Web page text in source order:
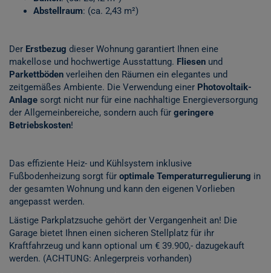
Abstellraum: (ca. 2,43 m²)
Der Erstbezug dieser Wohnung garantiert Ihnen eine
makellose und hochwertige Ausstattung. Fliesen und
Parkettböden verleihen den Räumen ein elegantes und
zeitgemäßes Ambiente. Die Verwendung einer Photovoltaik-
Anlage sorgt nicht nur für eine nachhaltige Energieversorgung
der Allgemeinbereiche, sondern auch für geringere
Betriebskosten!
Das effiziente Heiz- und Kühlsystem inklusive
Fußbodenheizung sorgt für optimale Temperaturregulierung in
der gesamten Wohnung und kann den eigenen Vorlieben
angepasst werden.
Lästige Parkplatzsuche gehört der Vergangenheit an! Die
Garage bietet Ihnen einen sicheren Stellplatz für ihr
Kraftfahrzeug und kann optional um € 39.900,- dazugekauft
werden. (ACHTUNG: Anlegerpreis vorhanden)